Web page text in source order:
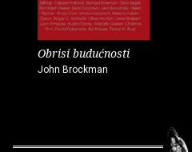
Obrisi budućnosti
John Brockman